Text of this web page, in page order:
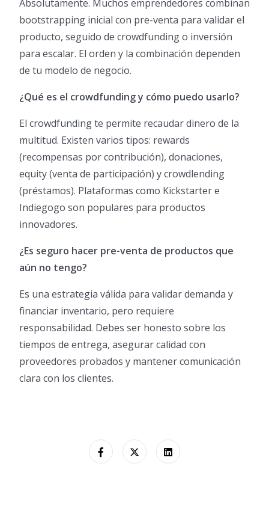
Absolutamente. Muchos emprendedores combinan
bootstrapping inicial con pre-venta para validar el
producto, seguido de crowdfunding o inversión
para escalar. El orden y la combinación dependen
de tu modelo de negocio.
¿Qué es el crowdfunding y cómo puedo usarlo?
El crowdfunding te permite recaudar dinero de la
multitud. Existen varios tipos: rewards
(recompensas por contribución), donaciones,
equity (venta de participación) y crowdlending
(préstamos). Plataformas como Kickstarter e
Indiegogo son populares para productos
innovadores.
¿Es seguro hacer pre-venta de productos que
aún no tengo?
Es una estrategia válida para validar demanda y
financiar inventario, pero requiere
responsabilidad. Debes ser honesto sobre los
tiempos de entrega, asegurar calidad con
proveedores probados y mantener comunicación
clara con los clientes.